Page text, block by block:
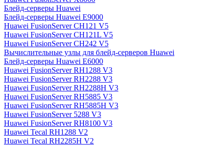
Блейд-серверы Huawei
Блейд-серверы Huawei E9000
Huawei FusionServer CH121 V5
Huawei FusionServer CH121L V5
Huawei FusionServer CH242 V5
Вычислительные узлы для блейд-серверов Huawei
Блейд-серверы Huawei E6000
Huawei FusionServer RH1288 V3
Huawei FusionServer RH2288 V3
Huawei FusionServer RH2288H V3
Huawei FusionServer RH5885 V3
Huawei FusionServer RH5885H V3
Huawei FusionServer 5288 V3
Huawei FusionServer RH8100 V3
Huawei Tecal RH1288 V2
Huawei Tecal RH2285H V2